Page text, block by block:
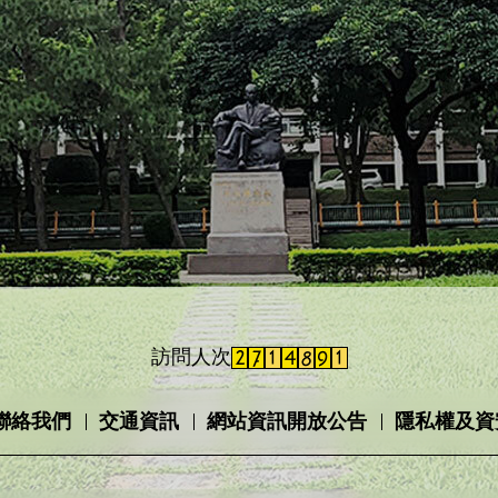
訪問人次
絡我們 交通資訊 網站資訊開放公告 隱私權及